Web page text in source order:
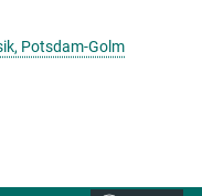
Potsdam-Golm